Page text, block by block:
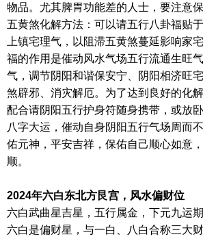
物品。尤其脾胃功能差的人士，要注意保
五黄煞化解方法：可以请五行八卦福贴
上镇宅理气，以阻滞五黄煞蔓延影响家
福的作用是催动风水气场五行流通生旺
气，调节阴阳和谐保安宁、阴阳相济旺
煞辟邪、消灾解厄。为了达到良好的化
配合请阴阳五行护身符随身携带，或放
八字大运，催动自身阴阳五行气场周而
佑元神，平安吉祥，保佑自己顺心如意
顺。
2024年六白东北方艮宫，风水偏财位
六白武曲星吉星，五行属金，下元九运
六白是偏财星，与一白、八白合称三大